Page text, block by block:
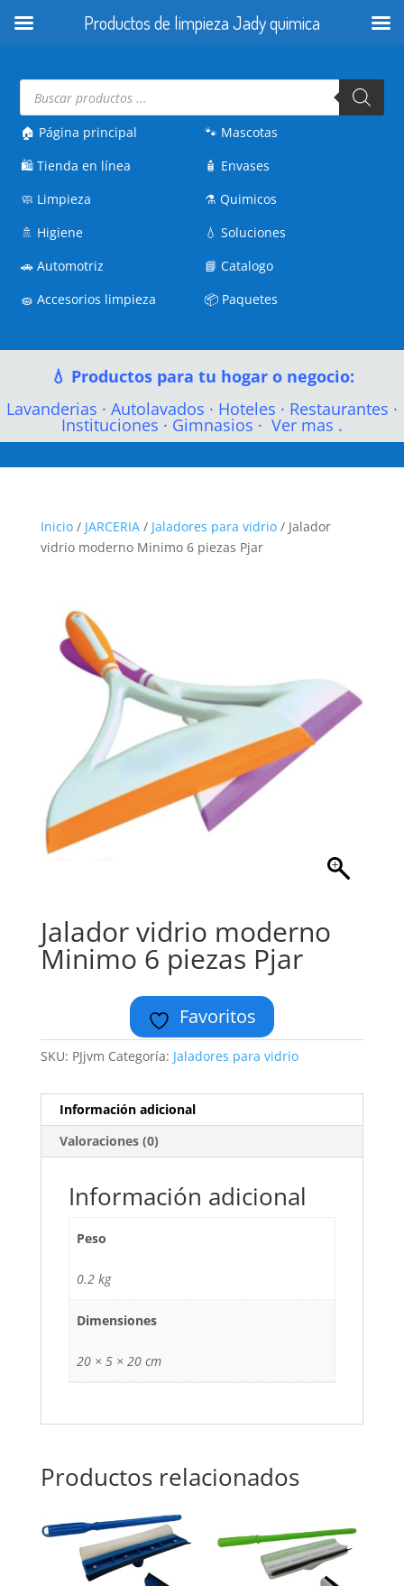
Búsqueda
productos
🏠 Página principal
🛍️Tienda en línea
🧼 Limpieza
🚿 Higiene
🚗Automotriz
🧽Accesorios limpieza
🐾 Mascotas
🧴 Envases
⚗️Quimicos
💧Soluciones
📘Catalogo
📦 Paquetes
💧 Productos para tu hogar o negocio:
Lavanderias · Autolavados · Hoteles · Restaurantes ·
Instituciones · Gimnasios · Ver mas .
Inicio/ JARCERIA/ Jaladores para vidrio/ Jalador
vidrio moderno Minimo 6 piezas Pjar
Jalador vidrio moderno
Minimo 6 piezas Pjar
Favoritos
SKU: PJjvm Categoría: Jaladores para vidrio
Información adicional
Valoraciones (0)
Información adicional
Peso
0.2 kg
Dimensiones
20 × 5 × 20 cm
Productos relacionados
Productos de limpieza Jady quimica